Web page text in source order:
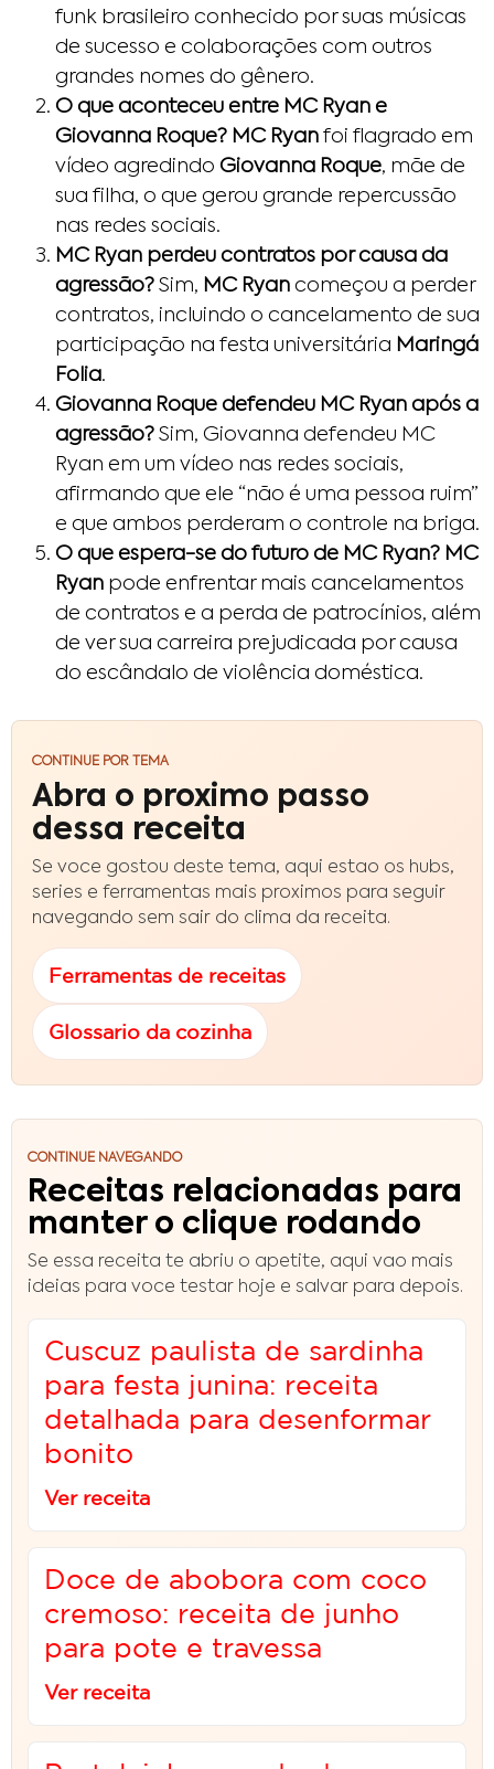
funk brasileiro conhecido por suas músicas
de sucesso e colaborações com outros
grandes nomes do gênero.
O que aconteceu entre MC Ryan e
Giovanna Roque? MC Ryan foi flagrado em
vídeo agredindo Giovanna Roque, mãe de
sua filha, o que gerou grande repercussão
nas redes sociais.
MC Ryan perdeu contratos por causa da
agressão? Sim, MC Ryan começou a perder
contratos, incluindo o cancelamento de sua
participação na festa universitária Maringá
Folia.
Giovanna Roque defendeu MC Ryan após a
agressão? Sim, Giovanna defendeu MC
Ryan em um vídeo nas redes sociais,
afirmando que ele “não é uma pessoa ruim”
e que ambos perderam o controle na briga.
O que espera-se do futuro de MC Ryan? MC
Ryan pode enfrentar mais cancelamentos
de contratos e a perda de patrocínios, além
de ver sua carreira prejudicada por causa
do escândalo de violência doméstica.
CONTINUE POR TEMA
Abra o proximo passo
dessa receita
Se voce gostou deste tema, aqui estao os hubs,
series e ferramentas mais proximos para seguir
navegando sem sair do clima da receita.
Ferramentas de receitas
Glossario da cozinha
CONTINUE NAVEGANDO
Receitas relacionadas para
manter o clique rodando
Se essa receita te abriu o apetite, aqui vao mais
ideias para voce testar hoje e salvar para depois.
Cuscuz paulista de sardinha
para festa junina: receita
detalhada para desenformar
bonito
Ver receita
Doce de abobora com coco
cremoso: receita de junho
para pote e travessa
Ver receita